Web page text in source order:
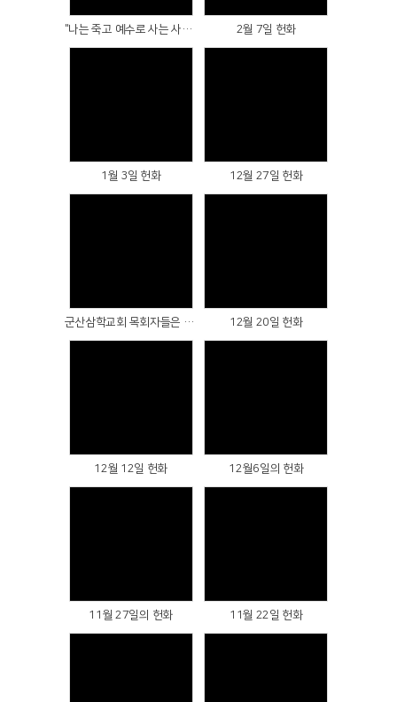
"나는 죽고 예수로 사는 사람"을 읽고... 2월 7일 헌화
1월 3일 헌화 12월 27일 헌화
군산삼학교회 목회자들은 지금.... 12월 20일 헌화
12월 12일 헌화 12월6일의 헌화
11월 27일의 헌화 11월 22일 헌화